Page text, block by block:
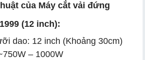
của Máy cắt vải đứng
(12 inch):
dao: 12 inch (Khoảng 30cm)
– 1000W